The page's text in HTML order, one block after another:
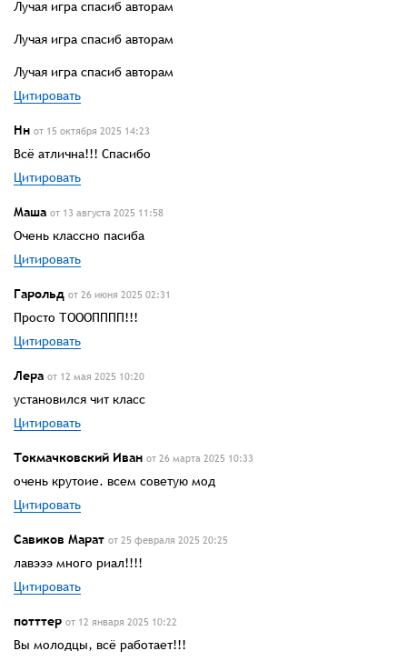
Лучая игра спасиб авторам
Лучая игра спасиб авторам
Лучая игра спасиб авторам
Цитировать
Нн от 15 октября 2025 14:23
Всё атлична!!! Спасибо
Цитировать
Маша от 13 августа 2025 11:58
Очень классно пасиба
Цитировать
Гарольд от 26 июня 2025 02:31
Просто ТОООПППП!!!
Цитировать
Лера от 12 мая 2025 10:20
установился чит класс
Цитировать
Токмачковский Иван от 26 марта 2025 10:33
очень крутоие. всем советую мод
Цитировать
Савиков Марат от 25 февраля 2025 20:25
лавэээ много риал!!!!
Цитировать
потттер от 12 января 2025 10:22
Вы молодцы, всё работает!!!